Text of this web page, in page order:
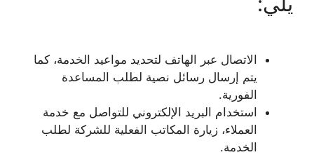
الاتصال عبر الهاتف لتحديد مواعيد الخدمة، كما
يتم إرسال رسائل نصية لطلب المساعدة
الفورية.
استخدام البريد الإلكتروني للتواصل مع خدمة
العملاء، زيارة المكاتب الفعلية للشركة لطلب
الخدمة.